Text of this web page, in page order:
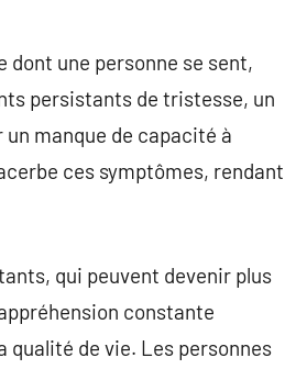
une personne se sent,
persistants de tristesse, un
manque de capacité à
ces symptômes, rendant
qui peuvent devenir plus
constante
de vie. Les personnes